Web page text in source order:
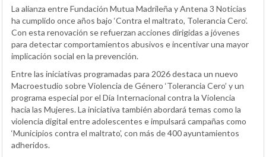
La alianza entre Fundación Mutua Madrileña y Antena 3 Noticias
ha cumplido once años bajo ‘Contra el maltrato, Tolerancia Cero’.
Con esta renovación se refuerzan acciones dirigidas a jóvenes
para detectar comportamientos abusivos e incentivar una mayor
implicación social en la prevención.
Entre las iniciativas programadas para 2026 destaca un nuevo
Macroestudio sobre Violencia de Género ‘Tolerancia Cero’ y un
programa especial por el Día Internacional contra la Violencia
hacia las Mujeres. La iniciativa también abordará temas como la
violencia digital entre adolescentes e impulsará campañas como
‘Municipios contra el maltrato’, con más de 400 ayuntamientos
adheridos.